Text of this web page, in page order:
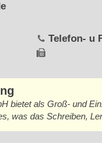
Telefon- u
bietet als Groß- und
was das Schreiben,